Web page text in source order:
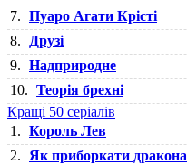
7. Пуаро Агати Крісті
8.
Друзі
9. Надприродне
10. Теорія брехні
Кращі 50 серіалів
1. Король Лев
2.
Як приборкати дракона